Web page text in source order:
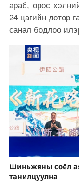
араб, орос
24 цагийн дотор
санал бодлоо
Шиньжяны соёл
танилцуулна